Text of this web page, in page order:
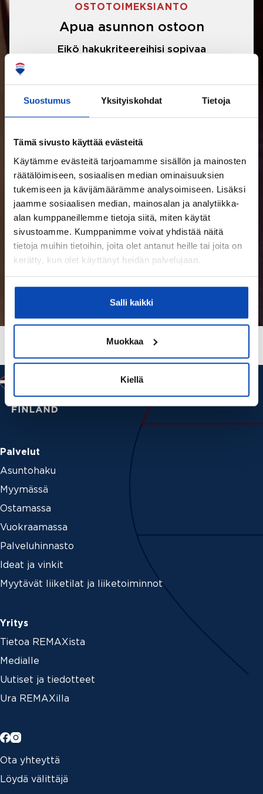
Suostumus Yksityiskohdat Tietoja
Tämä sivusto käyttää evästeitä
Käytämme evästeitä tarjoamamme sisällön ja mainosten
räätälöimiseen, sosiaalisen median ominaisuuksien
tukemiseen ja kävijämäärämme analysoimiseen. Lisäksi
jaamme sosiaalisen median, mainosalan ja analytiikka-
alan kumppaneillemme tietoja siitä, miten käytät
sivustoamme. Kumppanimme voivat yhdistää näitä
tietoja muihin tietoihin, joita olet antanut heille tai joita on
kerätty, kun olet käyttänyt heidän palvelujaan.
Salli kaikki
Muokkaa
Kiellä
OSTOTOIMEKSIANTO
Apua asunnon ostoon
Eikö hakukriteereihisi sopivaa
LUE LISÄÄ
Palvelut
Asuntohaku
Myymässä
Ostamassa
Vuokraamassa
Palveluhinnasto
Ideat ja vinkit
Myytävät liiketilat ja liiketoiminnot
Yritys
Tietoa REMAXista
Medialle
Uutiset ja tiedotteet
Ura REMAXilla
Ota yhteyttä
Löydä välittäjä